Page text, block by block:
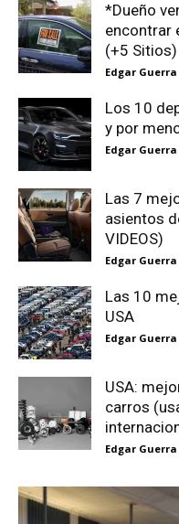
*Dueño
encontrar
(+5 Sitios)
Edgar Guerra
Los 10
y por
Edgar Guerra
Las 7
asientos
VIDEOS)
Edgar Guerra
Las 10
USA
Edgar Guerra
USA:
carros
Edgar Guerra